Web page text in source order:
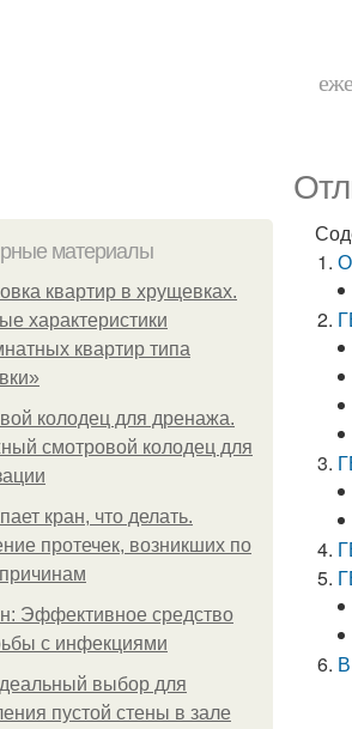
материалы
квартир в хрущевках.
характеристики
квартир типа
колодец для дренажа.
смотровой колодец для
кран, что делать.
протечек, возникших по
Эффективное средство
с инфекциями
выбор для
пустой стены в зале